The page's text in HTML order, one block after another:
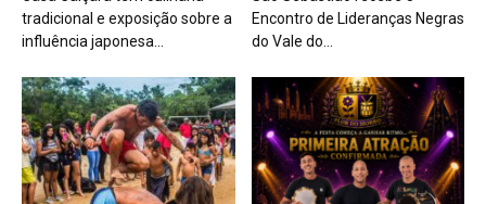
tradicional e exposição sobre a
influência japonesa...
Encontro de Lideranças Negras
do Vale do...